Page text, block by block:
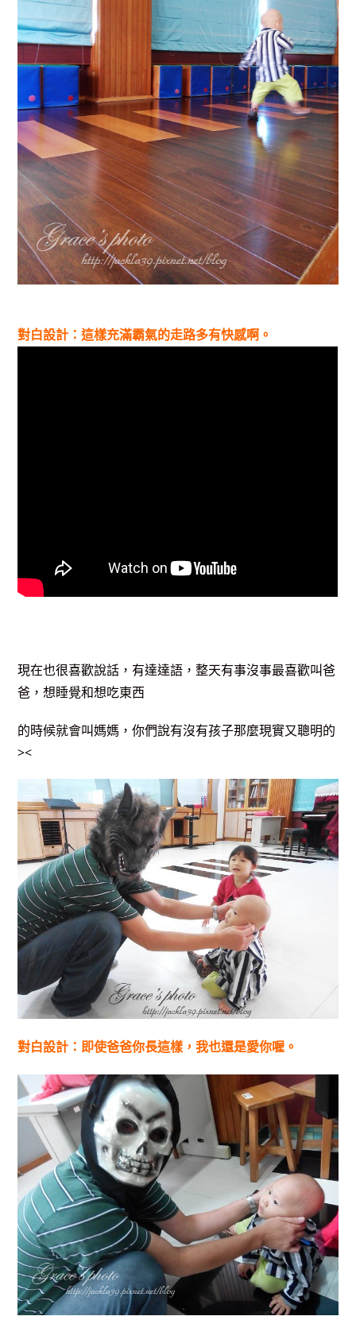
對白設計：這樣充滿霸氣的走路多有快感啊。
現在也很喜歡說話，有達達語，整天有事沒事最喜歡叫爸
爸，想睡覺和想吃東西
的時候就會叫媽媽，你們說有沒有孩子那麼現實又聰明的
><
對白設計：即使爸爸你長這樣，我也還是愛你喔。